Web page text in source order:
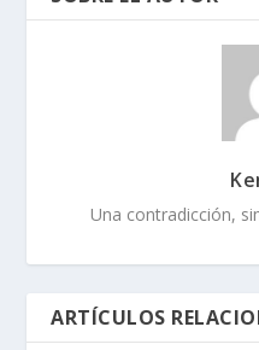
Una contradicción,
ARTÍCULOS